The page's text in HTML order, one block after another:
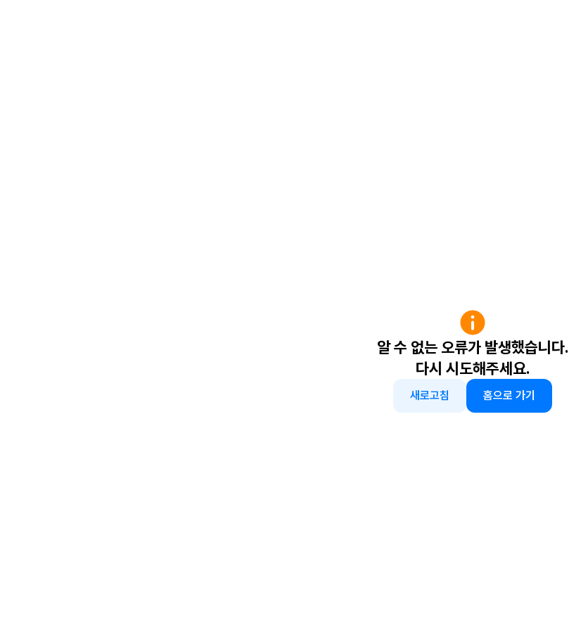
알 수 없는 오류가 발생했습니다.
다시 시도해주세요.
새로고침 홈으로 가기